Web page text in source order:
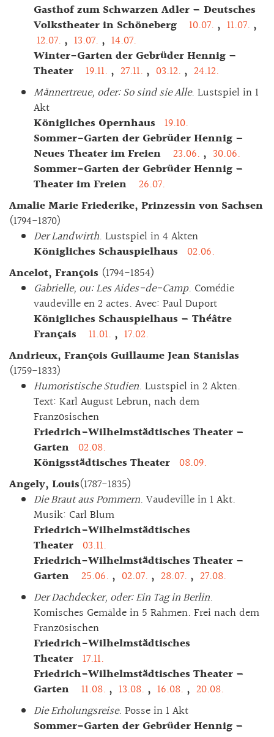
Gasthof zum Schwarzen Adler – Deutsches
Volkstheater in Schöneberg
10.07. , 11.07. ,
12.07. , 13.07. , 14.07.
Winter-Garten der Gebrüder Hennig –
Theater
19.11. , 27.11. , 03.12. , 24.12.
Männertreue, oder: So sind sie Alle. Lustspiel in 1
Akt
Königliches Opernhaus 19.10.
Sommer-Garten der Gebrüder Hennig –
Neues Theater im Freien
23.06. , 30.06.
Sommer-Garten der Gebrüder Hennig –
Theater im Freien
26.07.
Amalie Marie Friederike, Prinzessin von Sachsen
(1794-1870)
Der Landwirth. Lustspiel in 4 Akten
Königliches Schauspielhaus 02.06.
Ancelot, François (1794-1854)
Gabrielle, ou: Les Aides-de-Camp. Comédie
vaudeville en 2 actes. Avec: Paul Duport
Königliches Schauspielhaus – Théâtre
Français
11.01. , 17.02.
Andrieux, François Guillaume Jean Stanislas
(1759-1833)
Humoristische Studien. Lustspiel in 2 Akten.
Text: Karl August Lebrun, nach dem
Französischen
Friedrich-Wilhelmstädtisches Theater –
Garten 02.08.
Königsstädtisches Theater 08.09.
Angely, Louis(1787-1835)
Die Braut aus Pommern. Vaudeville in 1 Akt.
Musik: Carl Blum
Friedrich-Wilhelmstädtisches
Theater 03.11.
Friedrich-Wilhelmstädtisches Theater –
Garten
25.06. , 02.07. , 28.07. , 27.08.
Der Dachdecker, oder: Ein Tag in Berlin.
Komisches Gemälde in 5 Rahmen. Frei nach dem
Französischen
Friedrich-Wilhelmstädtisches
Theater 17.11.
Friedrich-Wilhelmstädtisches Theater –
Garten
11.08. , 13.08. , 16.08. , 20.08.
Die Erholungsreise. Posse in 1 Akt
Sommer-Garten der Gebrüder Hennig –